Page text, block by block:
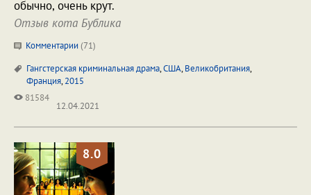
обычно, очень крут.
Отзыв кота Бублика
Комментарии (71)
Гангстерская криминальная драма,США,Великобритания,
Франция,2015
81584
12.04.2021
8.0